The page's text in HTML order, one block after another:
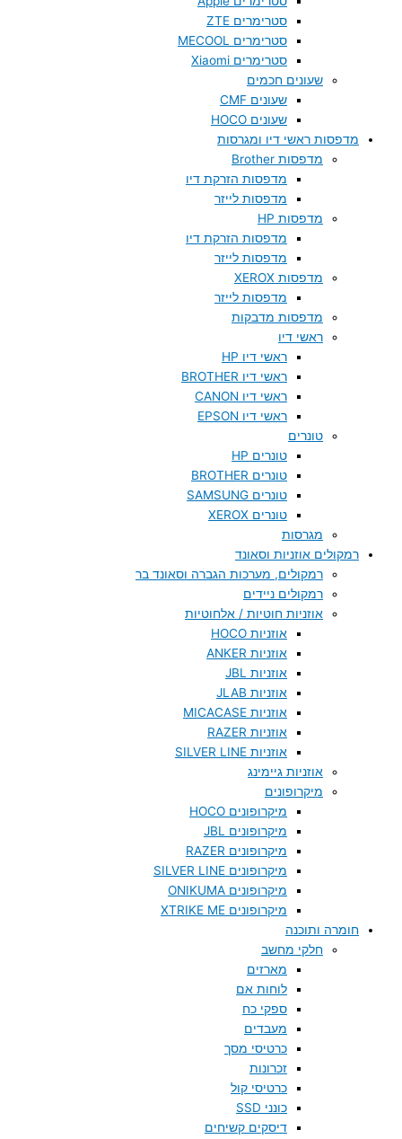
סטרימרים ZTE
סטרימרים MECOOL
סטרימרים Xiaomi
שעונים חכמים
שעונים CMF
שעונים HOCO
מדפסות ראשי דיו ומגרסות
מדפסות Brother
מדפסות הזרקת דיו
מדפסות לייזר
מדפסות HP
מדפסות הזרקת דיו
מדפסות לייזר
מדפסות XEROX
מדפסות לייזר
מדפסות מדבקות
ראשי דיו
ראשי דיו HP
ראשי דיו BROTHER
ראשי דיו CANON
ראשי דיו EPSON
טונרים
טונרים HP
טונרים BROTHER
טונרים SAMSUNG
טונרים XEROX
מגרסות
רמקולים אוזניות וסאונד
רמקולים, מערכות הגברה וסאונד בר
רמקולים ניידים
אוזניות חוטיות / אלחוטיות
אוזניות HOCO
אוזניות ANKER
אוזניות JBL
אוזניות JLAB
אוזניות MICACASE
אוזניות RAZER
אוזניות SILVER LINE
אוזניות גיימינג
מיקרופונים
מיקרופונים HOCO
מיקרופונים JBL
מיקרופונים RAZER
מיקרופונים SILVER LINE
מיקרופונים ONIKUMA
מיקרופונים XTRIKE ME
חומרה ותוכנה
חלקי מחשב
מארזים
לוחות אם
ספקי כח
מעבדים
כרטיסי מסך
זכרונות
כרטיסי קול
כונני SSD
דיסקים קשיחים